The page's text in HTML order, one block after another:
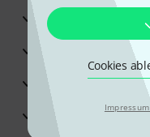
Cookies
Impressum
3 Jahre Thomann
30 Tage Money-
Reparaturservice
Beratung durch